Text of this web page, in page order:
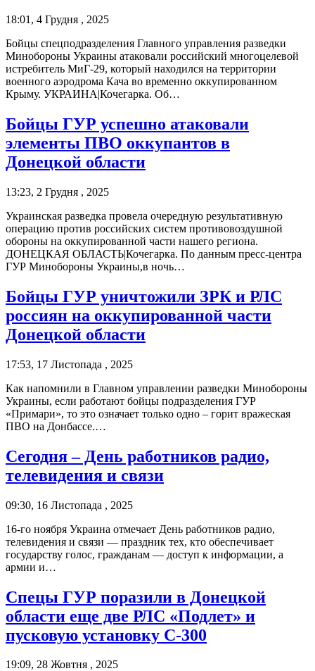
18:01, 4 Грудня , 2025
Бойцы спецподразделения Главного управления разведки
Минобороны Украины атаковали российский многоцелевой
истребитель МиГ-29, который находился на территории
военного аэродрома Кача во временно оккупированном
Крыму. УКРАИНА|Кочегарка. Об…
Бойцы ГУР успешно атаковали
элементы ПВО оккупантов в
Донецкой области
13:23, 2 Грудня , 2025
Украинская разведка провела очередную результативную
операцию против российских систем противовоздушной
обороны на оккупированной части нашего региона.
ДОНЕЦКАЯ ОБЛАСТЬ|Кочегарка. По данным пресс-центра
ГУР Минобороны Украины,в ночь…
Бойцы ГУР уничтожили ЗРК и РЛС
россиян на оккупированной части
Донецкой области
17:53, 17 Листопада , 2025
Как напомнили в Главном управлении разведки Минобороны
Украины, если работают бойцы подразделения ГУР
«Примари», то это означает только одно – горит вражеская
ПВО на Донбассе.…
Сегодня – День работников радио,
телевидения и связи
09:30, 16 Листопада , 2025
16-го ноября Украина отмечает День работников радио,
телевидения и связи — праздник тех, кто обеспечивает
государству голос, гражданам — доступ к информации, а
армии и…
Спецы ГУР поразили в Донецкой
области еще две РЛС «Подлет» и
пусковую установку С-300
19:09, 28 Жовтня , 2025